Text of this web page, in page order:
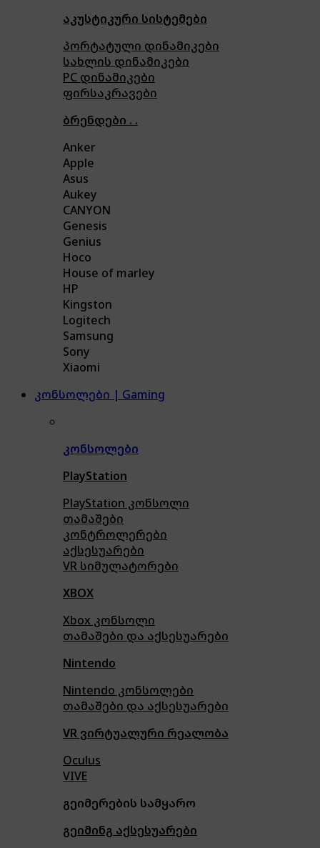
აკუსტიკური სისტემები
პორტატული დინამიკები
სახლის დინამიკები
PC დინამიკები
ფირსაკრავები
ბრენდები . .
Anker
Apple
Asus
Aukey
CANYON
Genesis
Genius
Hoco
House of marley
HP
Kingston
Logitech
Samsung
Sony
Xiaomi
კონსოლები | Gaming
კონსოლები
PlayStation
PlayStation კონსოლი
თამაშები
კონტროლერები
აქსესუარები
VR სიმულატორები
XBOX
Xbox კონსოლი
თამაშები და აქსესუარები
Nintendo
Nintendo კონსოლები
თამაშები და აქსესუარები
VR ვირტუალური რეალობა
Oculus
VIVE
გეიმერების სამყარო
გეიმინგ აქსესუარები